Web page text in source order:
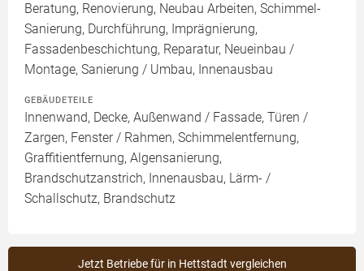
Beratung, Renovierung, Neubau Arbeiten, Schimmel-
Sanierung, Durchführung, Imprägnierung,
Fassadenbeschichtung, Reparatur, Neueinbau /
Montage, Sanierung / Umbau, Innenausbau
GEBÄUDETEILE
Innenwand, Decke, Außenwand / Fassade, Türen /
Zargen, Fenster / Rahmen, Schimmelentfernung,
Graffitientfernung, Algensanierung,
Brandschutzanstrich, Innenausbau, Lärm- /
Schallschutz, Brandschutz
Jetzt Betriebe für in Hettstadt vergleichen